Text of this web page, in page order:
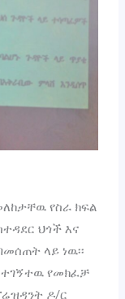
የስራ ክፍል
ህጎች እና
ላይ ነዉ፡፡
ተገኝተዉ የመክፈቻ
ዶ/ር